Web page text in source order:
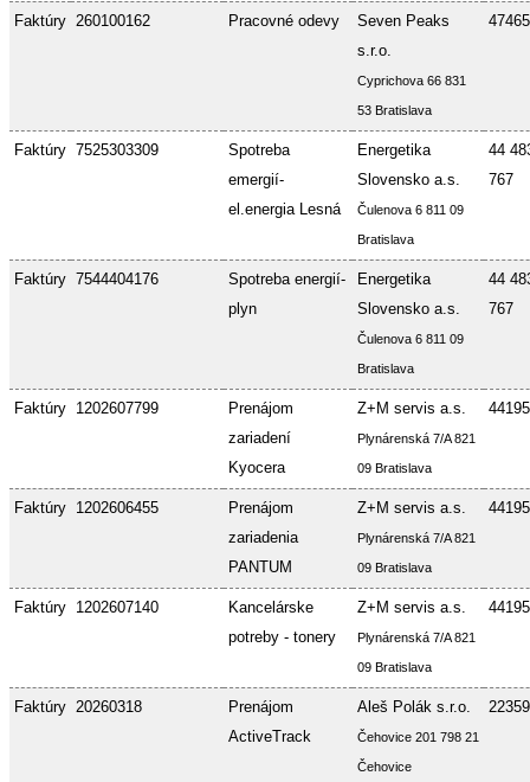
Faktúry 260100162 Pracovné odevy
Seven Peaks
s.r.o.
Cyprichova 66 831
53 Bratislava
Faktúry 7525303309
Spotreba
emergií-
el.energia Lesná
Energetika
Slovensko a.s.
Čulenova 6 811 09
Bratislava
44
767
Faktúry 7544404176
Spotreba energií-
plyn
Energetika
Slovensko a.s.
Čulenova 6 811 09
Bratislava
44
767
Faktúry 1202607799
Prenájom
zariadení
Kyocera
Z+M servis a.s.
Plynárenská 7/A 821
09 Bratislava
Faktúry 1202606455
Prenájom
zariadenia
PANTUM
Z+M servis a.s.
Plynárenská 7/A 821
09 Bratislava
Faktúry 1202607140
Kancelárske
potreby - tonery
Z+M servis a.s.
Plynárenská 7/A 821
09 Bratislava
Faktúry 20260318
Prenájom
ActiveTrack
Aleš Polák s.r.o.
Čehovice 201 798 21
Čehovice